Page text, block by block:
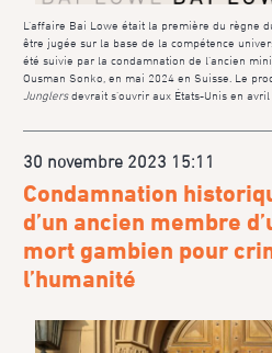
L’affaire Bai Lowe était la première du règne
être jugée sur la base de la compétence
été suivie par la condamnation de l’ancien
Ousman Sonko, en mai 2024 en Suisse. Le
Junglersdevrait s’ouvrir aux États-Unis en avril
30 novembre 2023 15:11
Condamnation
d’un ancien membre
mort gambien pour
l’humanité